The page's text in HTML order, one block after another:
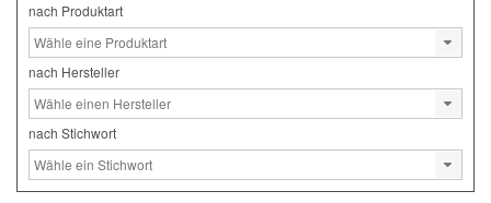
nach Produktart
nach Hersteller
nach Stichwort